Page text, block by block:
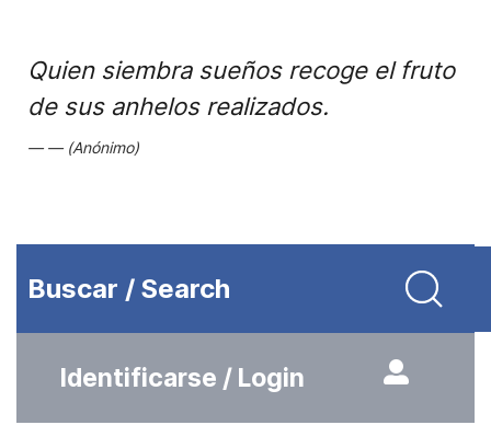
Quien siembra sueños recoge el fruto
de sus anhelos realizados.
(Anónimo)
Buscar / Search
Identificarse / Login